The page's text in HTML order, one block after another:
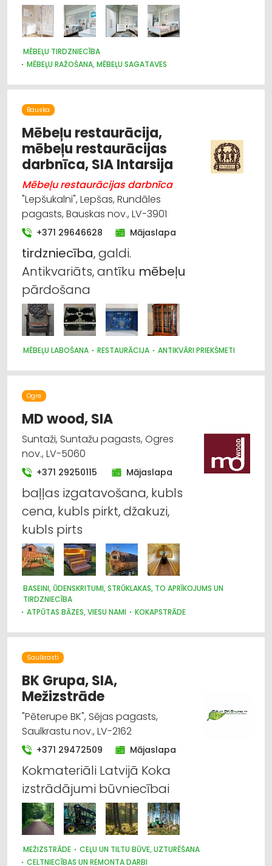
MĒBEĻU TIRDZNIECĪBA
MĒBEĻU RAŽOŠANA, MĒBEĻU SAGATAVES
Bauska
Mēbeļu restaurācija,
mēbeļu restaurācijas
darbnīca, SIA Intarsija
Mēbeļu restaurācijas darbnīca
"Lepšukalni", Lepšas, Rundāles
pagasts, Bauskas nov., LV-3901
+371 29646628 Mājaslapa
tirdzniecība, galdi.
Antikvariāts, antīku mēbeļu
pārdošana
MĒBEĻU LABOŠANA RESTAURĀCIJA ANTIKVĀRI PRIEKŠMETI
Ogre
MD wood, SIA
Suntaži, Suntažu pagasts, Ogres
nov., LV-5060
+371 29250115 Mājaslapa
baļļas izgatavošana, kubls
cena, kubls pirkt, džakuzi,
kubls pirts
BASEINI, ŪDENSKRITUMI, STRŪKLAKAS, TO APRĪKOJUMS UN
TIRDZNIECĪBA
ATPŪTAS BĀZES, VIESU NAMI
KOKAPSTRĀDE
MĒBEĻU RAŽOŠANA, MĒBEĻU SAGATAVES
MĒBEĻU TIRDZNIECĪBA
Saulkrasti
BK Grupa, SIA,
Mežizstrāde
"Pēterupe BK", Sējas pagasts,
Saulkrastu nov., LV-2162
+371 29472509 Mājaslapa
Kokmateriāli Latvijā Koka
izstrādājumi būvniecībai
MEŽIZSTRĀDE
CEĻU UN TILTU BŪVE, UZTURĒŠANA
CELTNIECĪBAS UN REMONTA DARBI